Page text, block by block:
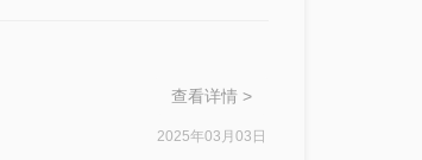
查看详情 >
2025年03月03日